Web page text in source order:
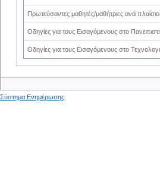
Πρωτεύσαντες μαθητές/μαθήτριες ανά
Οδηγίες για τους Εισαγόμενους στο
Οδηγίες για τους Εισαγόμενους στο
Σύστημα Ενημέρωσης